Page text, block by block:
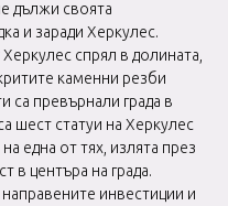
дължи своята
и заради Херкулес.
спрял в долината,
каменни резби
са превърнали града в
шест статуи на Херкулес
една от тях, излята през
в центъра на града.
инвестиции и